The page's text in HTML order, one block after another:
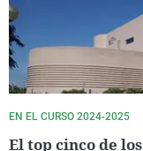
EN EL CURSO 2024-2025
El top cinco de